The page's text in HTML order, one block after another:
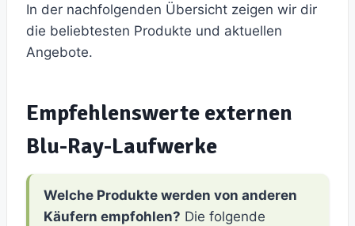
In der nachfolgenden Übersicht zeigen wir dir
die beliebtesten Produkte und aktuellen
Angebote.
Empfehlenswerte externen
Blu-Ray-Laufwerke
Welche Produkte werden von anderen
Käufern empfohlen? Die folgende